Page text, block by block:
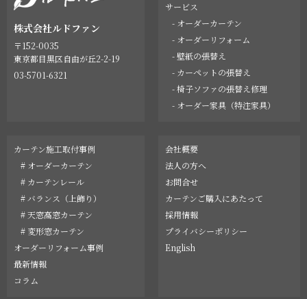
株式会社ルドファン
〒152-0035
東京都目黒区自由が丘2-2-19
03-5701-6321
サービス
- オーダーカーテン
- オーダーリフォーム
- 壁紙の張替え
- カーペットの張替え
- 椅子ソファの張替え修理
- オーダー家具（特注家具）
カーテン施工取付事例
# オーダーカーテン
# カーテンレール
# バランス（上飾り）
# 天窓高窓カーテン
# 変形窓カーテン
オーダーリフォーム事例
最新情報
コラム
会社概要
法人の方へ
お問合せ
カーテンご購入にあたって
採用情報
プライバシーポリシー
English